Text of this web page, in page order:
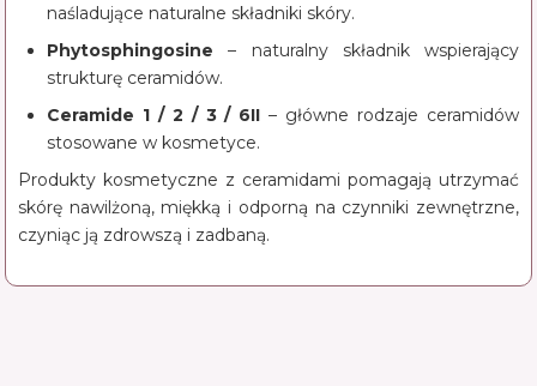
naśladujące naturalne składniki skóry.
Phytosphingosine – naturalny składnik wspierający
strukturę ceramidów.
Ceramide 1 / 2 / 3 / 6II – główne rodzaje ceramidów
stosowane w kosmetyce.
Produkty kosmetyczne z ceramidami pomagają utrzymać
skórę nawilżoną, miękką i odporną na czynniki zewnętrzne,
czyniąc ją zdrowszą i zadbaną.